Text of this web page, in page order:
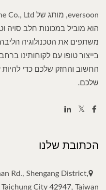
הוא מוביל במכונות חלב סויה
משתפים את הטכנולוגיה הליבה
בייצור טופו עם לקוחותינו
החשוב והחזק שלכם כדי
שלכם.
הכתובת שלנו
Rd., Shengang District,
Taichung City 42947, Taiwan